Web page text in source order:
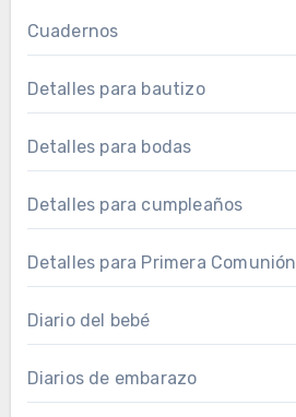
Cuadernos
Detalles para bautizo
Detalles para bodas
Detalles para cumpleaños
Detalles para Primera Comunión
Diario del bebé
Diarios de embarazo